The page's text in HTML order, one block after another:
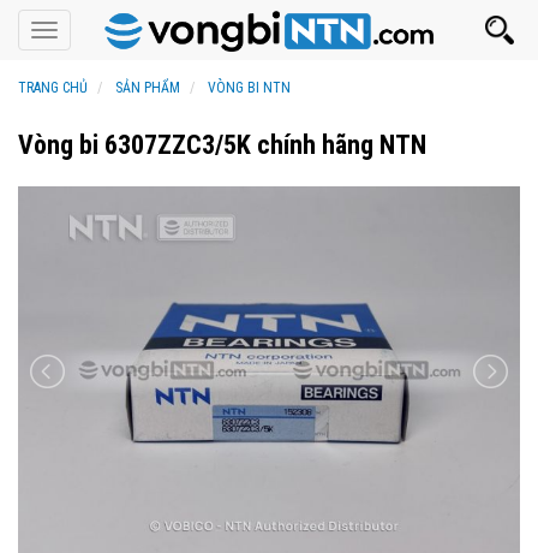
Toggle
navigation
TRANG CHỦ SẢN PHẨM VÒNG BI NTN
Vòng bi 6307ZZC3/5K chính hãng NTN